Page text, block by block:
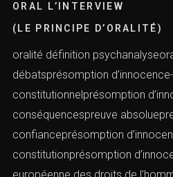
ORAL L’INTERVIEW
(LE PRINCIPE D’ORALITÉ)
oralité définition
débatsprésomption
constitutionnelprésomption
conséquencespreuve
confianceprésomption
constitutionprésomption